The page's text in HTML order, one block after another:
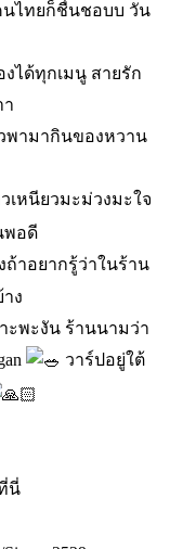
นไทยก็ชื่นชอบบ วัน
ได้ทุกเมนู สายรัก
พามากินของหวาน
เหนียวมะม่วงมะใจ
พอดี
ถ้าอยากรู้ว่าในร้าน
ง
ะพะงัน ร้านนามว่า
วาร์ปอยู่ใต้
นี่